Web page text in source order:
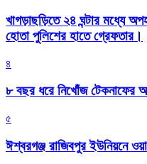
খাগড়াছড়িতে ২৪ ঘন্টার মধ্যে
হোতা পুলিশের হাতে গ্রেফতার।
৪
৮ বছর ধরে নিখোঁজ টেকনাফের
৫
ঈশ্বরগঞ্জ রাজিবপুর ইউনিয়নে